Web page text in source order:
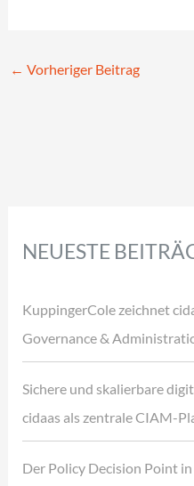
← Vorheriger Beitrag
NEUESTE
KuppingerCole zeichnet
Governance &
Sichere und skalierbare
cidaas als zentrale CIAM-
Der Policy Decision Point